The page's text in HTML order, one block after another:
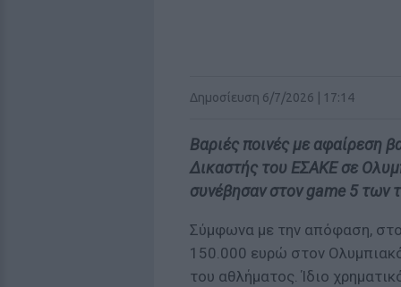
Δημοσίευση 6/7/2026 | 17:14
Βαριές ποινές με αφαίρεση
Δικαστής του ΕΣΑΚΕ σε
συνέβησαν στον game 5 των
Σύμφωνα με την απόφαση,
150.000 ευρώ στον
του αθλήματος. Ίδιο